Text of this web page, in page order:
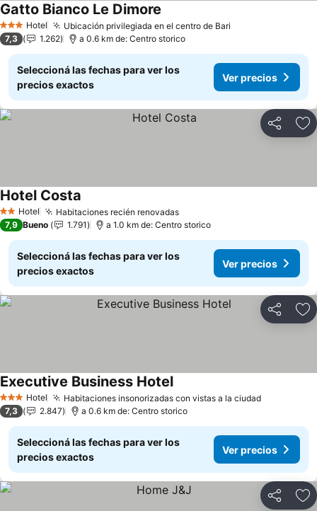
3 Estrellas
Hotel Ubicación privilegiada en el centro de Bari
Gatto Bianco Le Dimore
7,3 1.262 a 0.6 km de: Centro storico
Seleccioná las fechas para ver los
precios exactos
Ver precios
Compartir
2 Estrellas
Hotel Habitaciones recién renovadas
Hotel Costa
7,9 Bueno 1.791 a 1.0 km de: Centro storico
Seleccioná las fechas para ver los
precios exactos
Ver precios
Compartir
3 Estrellas
Hotel Habitaciones insonorizadas con vistas a la ciudad
Executive Business Hotel
7,3 2.847 a 0.6 km de: Centro storico
Seleccioná las fechas para ver los
precios exactos
Ver precios
Compartir